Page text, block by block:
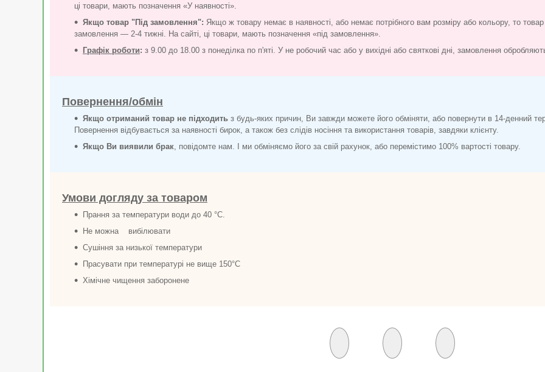
ці товари, мають позначення «У наявності».
Якщо товар "Під замовлення": Якщо ж товару немає в наявності, або немає потрібного вам розміру або кольору, то
замовлення — 2-4 тижні. На сайті, ці товари, мають позначення «під замовлення».
Графік роботи: з 9.00 до 18.00 з понеділка по п'яті. У не робочий час або у вихідні або святкові дні, замовлення
Повернення/обмін
Якщо отриманий товар не підходить з будь-яких причин, Ви завжди можете його обміняти, або повернути в 14-денний
Повернення відбувається за наявності бирок, а також без слідів носіння та використання товарів, завдяки клієнту.
Якщо Ви виявили брак, повідомте нам. І ми обміняємо його за свій рахунок, або перемістимо 100% вартості товару.
Умови догляду за товаром
Прання за температури води до 40 °C.
Не можна вибілювати
Сушіння за низької температури
Прасувати при температурі не вище 150°C
Хімічне чищення заборонене